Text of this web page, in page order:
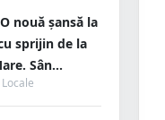
O nouă șansă la
sprijin de la
Sân...